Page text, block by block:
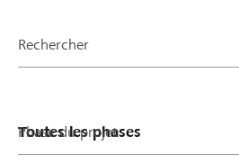
la
Rechercher
Phase du projet